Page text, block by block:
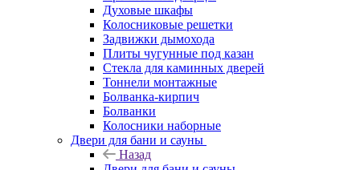
Духовые шкафы
Колосниковые решетки
Задвижки дымохода
Плиты чугунные под казан
Стекла для каминных дверей
Тоннели монтажные
Болванка-кирпич
Болванки
Колосники наборные
Двери для бани и сауны
Назад